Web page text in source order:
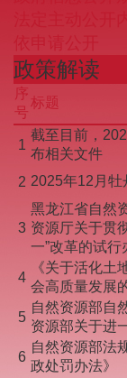
依申请
政策解读
序
号
标题
1
截至目前，
布相关文件
2 2025年12月
3
黑龙江省自然
资源厅关于贯
一”改革的试
4
《关于活化土
会高质量发展
5
自然资源部自
资源部关于进
6
自然资源部法
政处罚办法》